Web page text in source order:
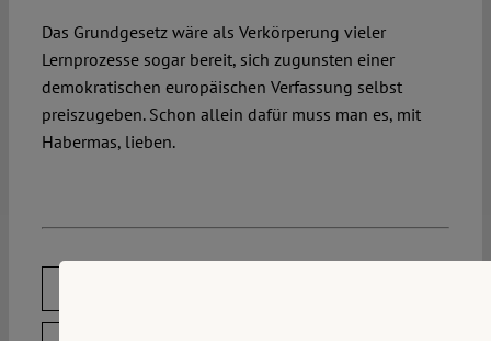
Das Grundgesetz wäre als Verkörperung vieler
Lernprozesse sogar bereit, sich zugunsten einer
demokratischen europäischen Verfassung selbst
preiszugeben. Schon allein dafür muss man es, mit
Habermas, lieben.